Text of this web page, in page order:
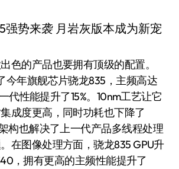
色的产品也要拥有顶级的配置。
今年旗舰芯片骁龙835，主频高达
代性能提升了15%。10nm工艺让它
成度更高，同时功耗也下降了
构也解决了上一代产品多线程处理
在图像处理方面，骁龙835 GPU升
，拥有更高的主频性能提升了